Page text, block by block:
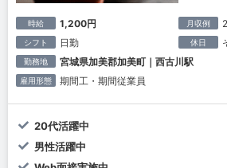
時給 1,200円 月収例
シフト 日勤 休日
勤務地 宮城県加美郡加美町｜西古川駅
雇用形態 期間工・期間従業員
20代活躍中
男性活躍中